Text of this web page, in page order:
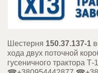
Шестерня 150.37.137-1
хода двух поточной
гусеничного трактора